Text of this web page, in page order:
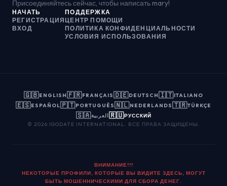
Присоединяйтесь сейчас, чтобы написать mary!
НАЧАТЬ
РЕГИСТРАЦИЯ
ВХОД
ПОДДЕРЖКА
ЦЕНТР ПОМОЩИ
ПОЛИТИКА КОНФИДЕНЦИАЛЬНОСТИ
УСЛОВИЯ ИСПОЛЬЗОВАНИЯ
🇬🇧ENGLISH🇫🇷FRANÇAIS🇩🇪DEUTSCH🇮🇹ITALIANO
🇪🇸ESPAÑOL🇵🇹PORTUGUÊS🇳🇱NEDERLANDS🇹🇷TÜRKÇE
🇸🇦العربية🇷🇺РУССКИЙ
© 2026 IGODATE INTERNATIONAL. ВСЕ ПРАВА ЗАЩИЩЕНЫ.
ВНИМАНИЕ!!!
НЕКОТОРЫЕ ПРОФИЛИ, КОТОРЫЕ ВЫ ВИДИТЕ ЗДЕСЬ, МОГУТ
БЫТЬ МОШЕННИЧЕСКИМИ ДЛЯ СБОРА ДЕНЕГ.